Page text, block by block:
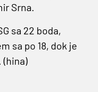
Srna.
sa 22 boda,
sa po 18, dok je
(hina)